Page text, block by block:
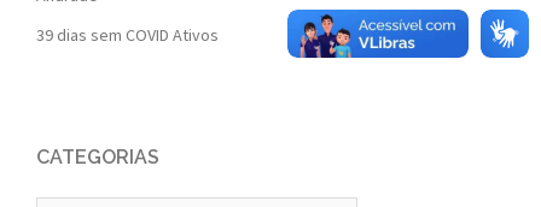
39 dias sem COVID Ativos
CATEGORIAS